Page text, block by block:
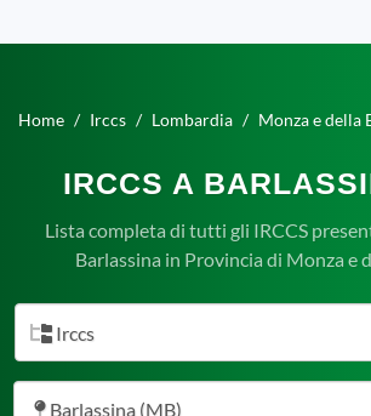
Home Irccs Lombardia Monza e della
IRCCS A
Lista completa di tutti gli IRCCS
Barlassina in Provincia di Monza e
Irccs
Barlassina (MB)